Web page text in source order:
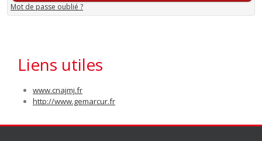
Mot de passe oublié ?
Liens utiles
www.cnajmj.fr
http://www.gemarcur.fr